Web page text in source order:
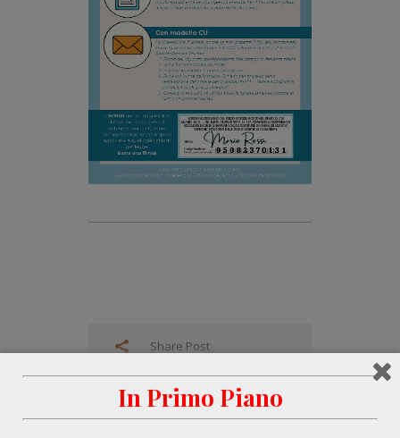
Share Post
In Primo Piano